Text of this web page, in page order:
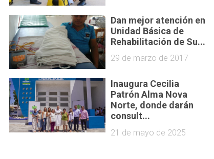
Dan mejor atención en
Unidad Básica de
Rehabilitación de Su...
29 de marzo de 2017
Inaugura Cecilia
Patrón Alma Nova
Norte, donde darán
consult...
21 de mayo de 2025